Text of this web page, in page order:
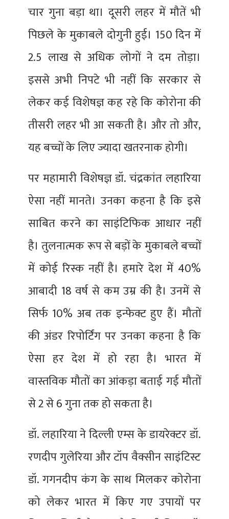
चार गुना बड़ा था। दूसरी लहर में मौतें भी
पिछले के मुकाबले दोगुनी हुई। 150 दिन में
2.5 लाख से अधिक लोगों ने दम तोड़ा।
इससे अभी निपटे भी नहीं कि सरकार से
लेकर कई विशेषज्ञ कह रहे कि कोरोना की
तीसरी लहर भी आ सकती है। और तो और,
यह बच्चों के लिए ज्यादा खतरनाक होगी।
पर महामारी विशेषज्ञ डॉ. चंद्रकांत लहारिया
ऐसा नहीं मानते। उनका कहना है कि इसे
साबित करने का साइंटिफिक आधार नहीं
है। तुलनात्मक रूप से बड़ों के मुकाबले बच्चों
में कोई रिस्क नहीं है। हमारे देश में 40%
आबादी 18 वर्ष से कम उम्र की है। उनमें से
सिर्फ 10% अब तक इन्फेक्ट हुए हैं। मौतों
की अंडर रिपोर्टिंग पर उनका कहना है कि
ऐसा हर देश में हो रहा है। भारत में
वास्तविक मौतों का आंकड़ा बताई गई मौतों
से 2 से 6 गुना तक हो सकता है।
डॉ. लहारिया ने दिल्ली एम्स के डायरेक्टर डॉ.
रणदीप गुलेरिया और टॉप वैक्सीन साइंटिस्ट
डॉ. गगनदीप कंग के साथ मिलकर कोरोना
को लेकर भारत में किए गए उपायों पर